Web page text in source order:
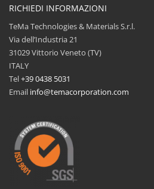
RICHIEDI INFORMAZIONI
TeMa Technologies & Materials S.r.l.
Via dell’Industria 21
31029 Vittorio Veneto (TV)
ITALY
Tel+39 0438 5031
Email info@temacorporation.com